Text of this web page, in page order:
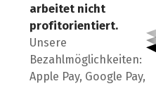
arbeitet nicht
profitorientiert.
Unsere
Bezahlmöglichkeiten:
Apple Pay, Google Pay,